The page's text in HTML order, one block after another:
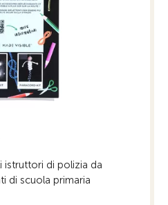
di polizia da
di scuola primaria